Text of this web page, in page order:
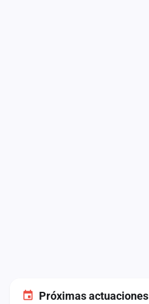
Próximas actuaciones